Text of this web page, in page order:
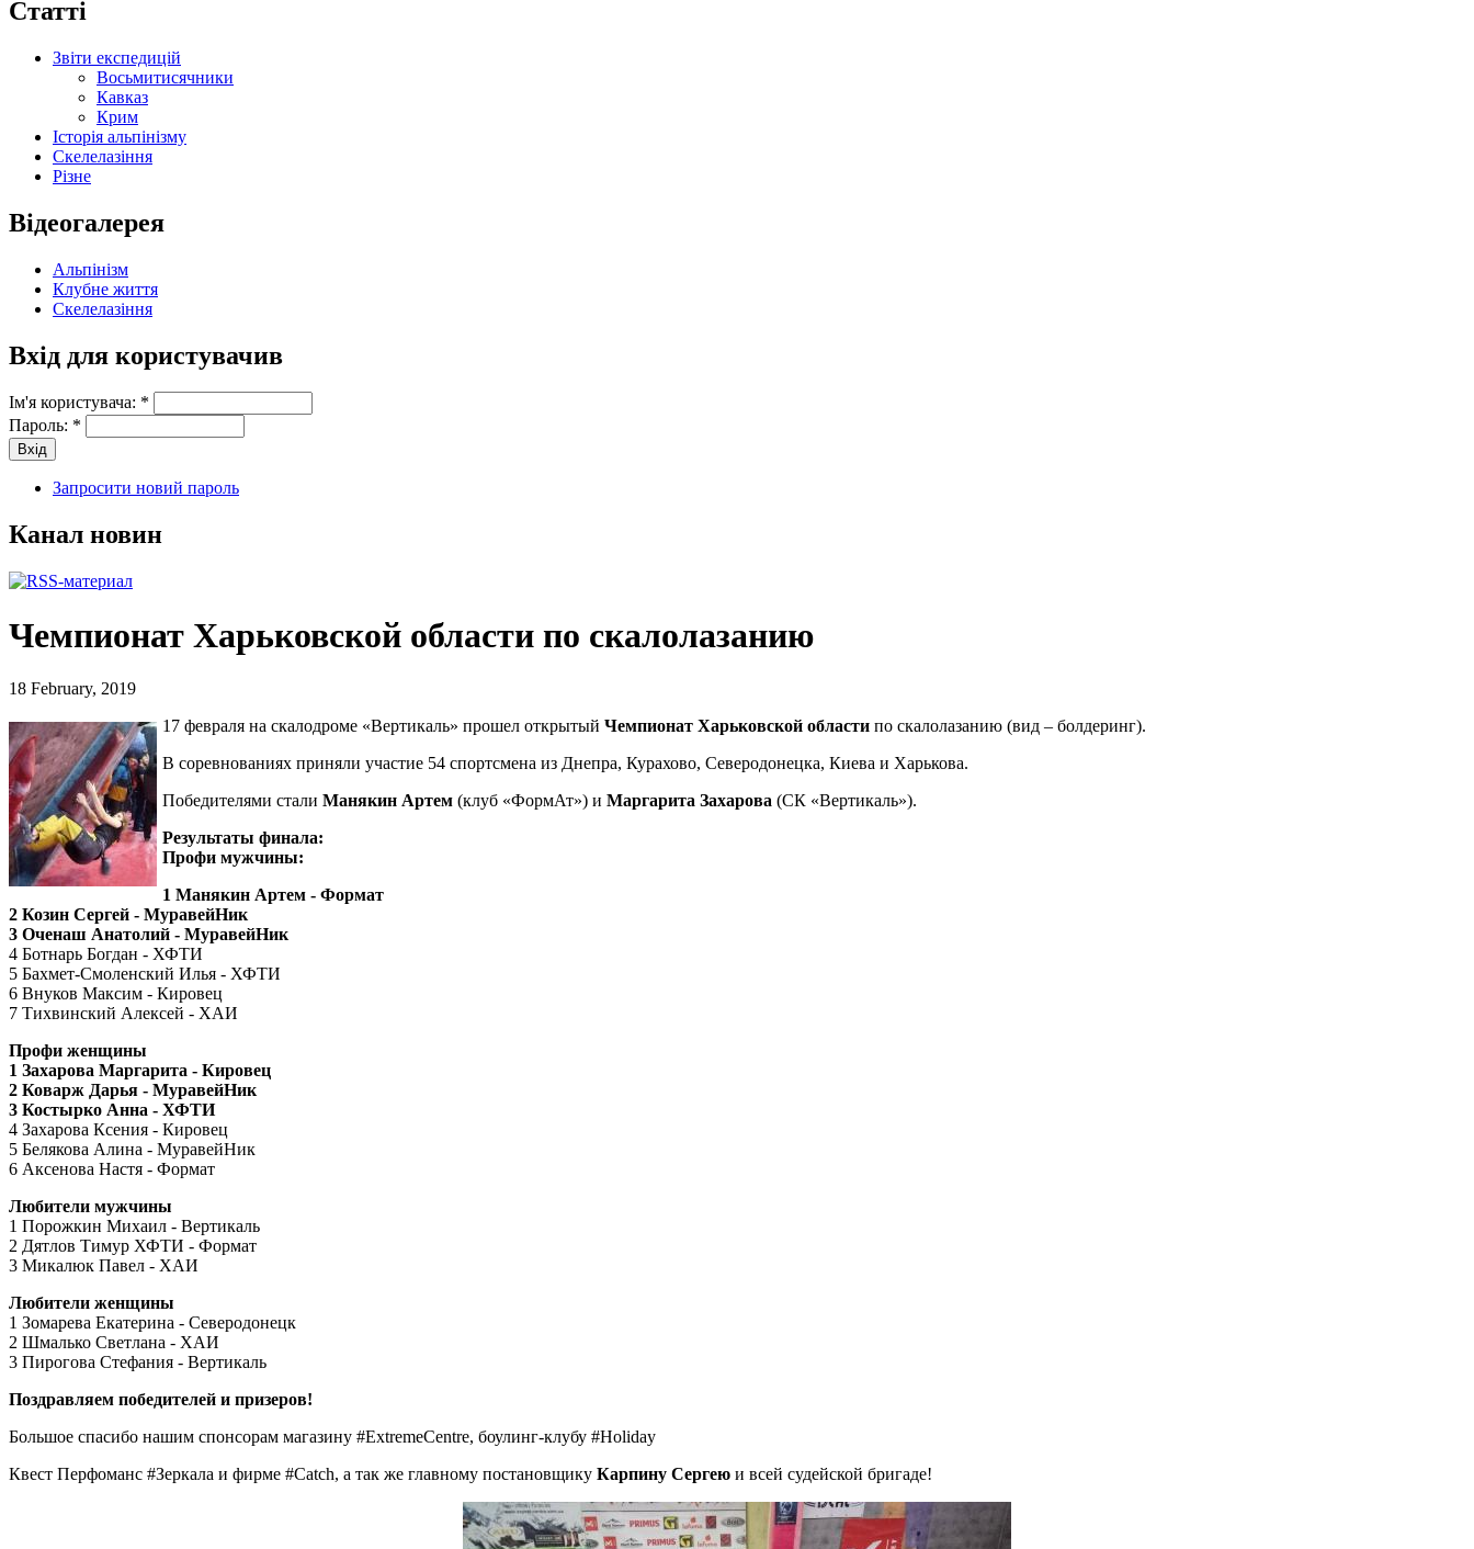
Статті
Звіти експедицій
Восьмитисячники
Кавказ
Крим
Історія альпінізму
Скелелазіння
Різне
Відеогалерея
Альпінізм
Клубне життя
Скелелазіння
Вхід для користувачив
Ім'я користувача: *
Пароль: *
Запросити новий пароль
Канал новин
Чемпионат Харьковской области по скалолазанию
18 February, 2019
17 февраля на скалодроме «Вертикаль» прошел открытый Чемпионат Харьковской области по скалолазанию (вид – болдеринг).
В соревнованиях приняли участие 54 спортсмена из Днепра, Курахово, Северодонецка, Киева и Харькова.
Победителями стали Манякин Артем (клуб «ФормАт») и Маргарита Захарова (СК «Вертикаль»).
Результаты финала:
Профи мужчины:
1 Манякин Артем - Формат
2 Козин Сергей - МуравейНик
3 Оченаш Анатолий - МуравейНик
4 Ботнарь Богдан - ХФТИ
5 Бахмет-Смоленский Илья - ХФТИ
6 Внуков Максим - Кировец
7 Тихвинский Алексей - ХАИ
Профи женщины
1 Захарова Маргарита - Кировец
2 Коварж Дарья - МуравейНик
3 Костырко Анна - ХФТИ
4 Захарова Ксения - Кировец
5 Белякова Алина - МуравейНик
6 Аксенова Настя - Формат
Любители мужчины
1 Порожкин Михаил - Вертикаль
2 Дятлов Тимур ХФТИ - Формат
3 Микалюк Павел - ХАИ
Любители женщины
1 Зомарева Екатерина - Северодонецк
2 Шмалько Светлана - ХАИ
3 Пирогова Стефания - Вертикаль
Поздравляем победителей и призеров!
Большое спасибо нашим спонсорам магазину #ExtremeСеntre, боулинг-клубу #Holiday
Квест Перфоманс #Зеркала и фирме #Catch, а так же главному постановщику Карпину Сергею и всей судейской бригаде!